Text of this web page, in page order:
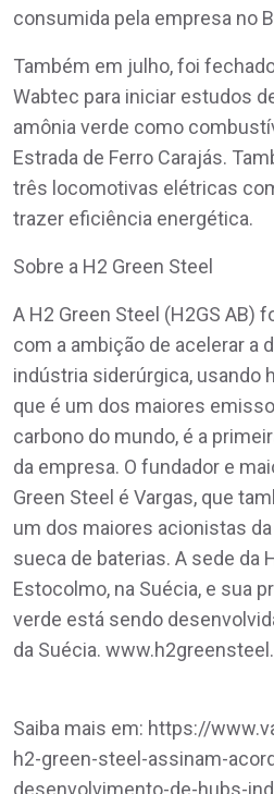
consumida pela empresa no
Também em julho, foi
Wabtec para iniciar estudos
amônia verde como
Estrada de Ferro Carajás.
três locomotivas elétricas
trazer eficiência energética.
Sobre a H2 Green Steel
A H2 Green Steel (H2GS AB)
com a ambição de acelerar a
indústria siderúrgica, usando
que é um dos maiores
carbono do mundo, é a
da empresa. O fundador e
Green Steel é Vargas, que
um dos maiores acionistas
sueca de baterias. A sede da
Estocolmo, na Suécia, e sua
verde está sendo
da Suécia.
Saiba mais em: https://
h2-green-steel-assinam-
desenvolvimento-de-hubs-